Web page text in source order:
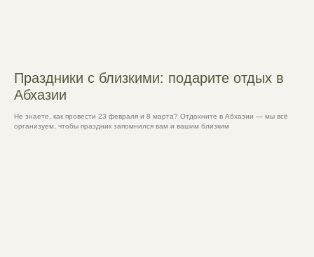
Праздники с близкими: подарите отдых в
Абхазии
Не знаете, как провести 23 февраля и 8 марта? Отдохните в Абхазии — мы всё
организуем, чтобы праздник запомнился вам и вашим близким